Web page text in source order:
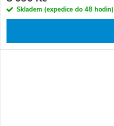
Skladem (expedice do 48 hodin)